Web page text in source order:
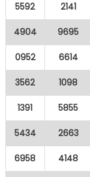
5592 2141
4904 9695
0952 6614
3562 1098
1391 5855
5434 2663
6958 4148